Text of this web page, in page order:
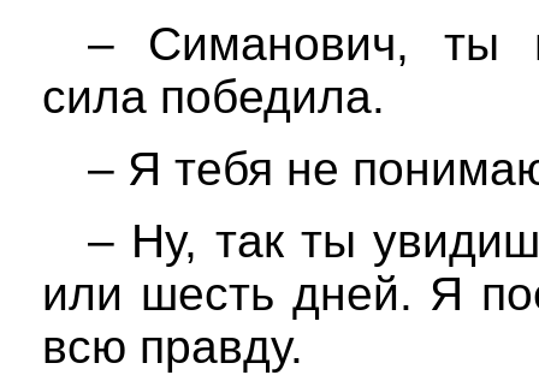
– Симанович, ты
сила победила.
– Я тебя не
– Ну, так ты
или шесть дней. Я
всю правду.